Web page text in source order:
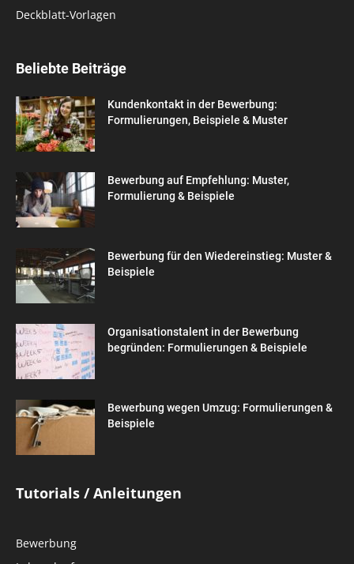
Deckblatt-Vorlagen
Beliebte Beiträge
Kundenkontakt in der Bewerbung:
Formulierungen, Beispiele & Muster
Bewerbung auf Empfehlung: Muster,
Formulierung & Beispiele
Bewerbung für den Wiedereinstieg: Muster &
Beispiele
Organisationstalent in der Bewerbung
begründen: Formulierungen & Beispiele
Bewerbung wegen Umzug: Formulierungen &
Beispiele
Tutorials / Anleitungen
Bewerbung